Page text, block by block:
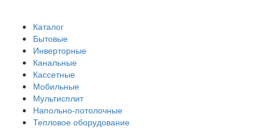
Каталог
Бытовые
Инверторные
Канальные
Кассетные
Мобильные
Мультисплит
Напольно-потолочные
Тепловое оборудование